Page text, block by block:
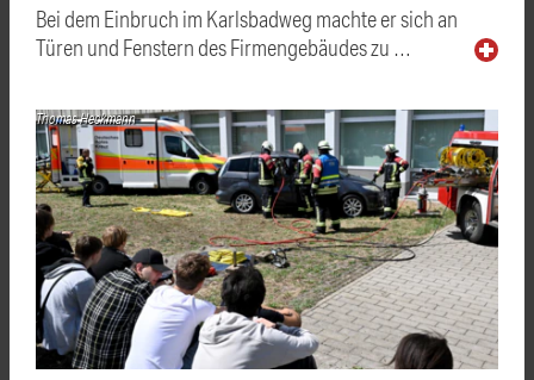
Bei dem Einbruch im Karlsbadweg machte er sich an
Türen und Fenstern des Firmengebäudes zu …
Thomas Heckmann